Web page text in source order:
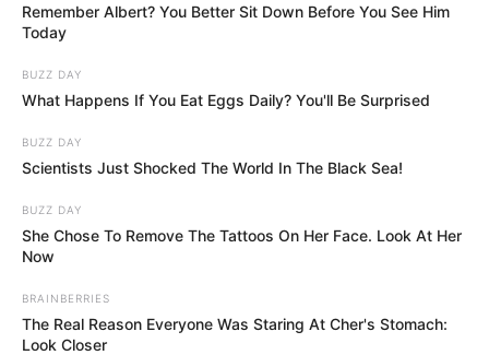
Remember Albert? You Better Sit Down Before You See Him
Today
BUZZ DAY
What Happens If You Eat Eggs Daily? You'll Be Surprised
BUZZ DAY
Scientists Just Shocked The World In The Black Sea!
BUZZ DAY
She Chose To Remove The Tattoos On Her Face. Look At Her
Now
BRAINBERRIES
The Real Reason Everyone Was Staring At Cher's Stomach:
Look Closer